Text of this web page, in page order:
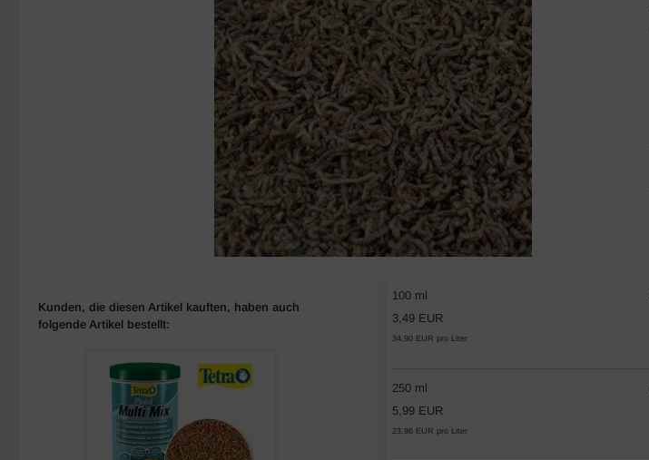
100 ml
3,49 EUR
34,90 EUR pro Liter
250 ml
5,99 EUR
23,96 EUR pro Liter
Kunden, die diesen Artikel kauften, haben auch
folgende Artikel bestellt: